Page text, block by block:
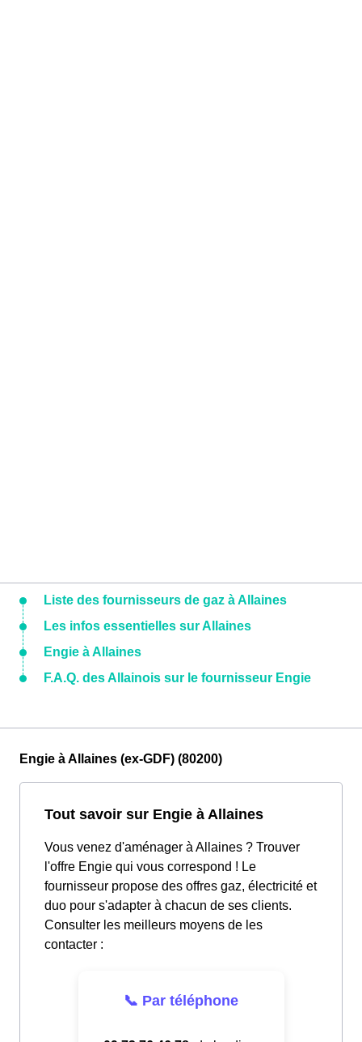
Liste des fournisseurs de gaz à Allaines
Les infos essentielles sur Allaines
Engie à Allaines
F.A.Q. des Allainois sur le fournisseur Engie
Engie à Allaines (ex-GDF) (80200)
Tout savoir sur Engie à Allaines
Vous venez d'aménager à Allaines ? Trouver
l'offre Engie qui vous correspond ! Le
fournisseur propose des offres gaz, électricité et
duo pour s'adapter à chacun de ses clients.
Consulter les meilleurs moyens de les
contacter :
📞 Par téléphone